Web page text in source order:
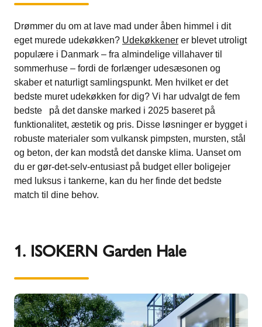
Drømmer du om at lave mad under åben himmel i dit
eget murede udekøkken? Udekøkkener er blevet utroligt
populære i Danmark – fra almindelige villahaver til
sommerhuse – fordi de forlænger udesæsonen og
skaber et naturligt samlingspunkt. Men hvilket er det
bedste muret udekøkken for dig? Vi har udvalgt de fem
bedste på det danske marked i 2025 baseret på
funktionalitet, æstetik og pris. Disse løsninger er bygget i
robuste materialer som vulkansk pimpsten, mursten, stål
og beton, der kan modstå det danske klima​. Uanset om
du er gør-det-selv-entusiast på budget eller boligejer
med luksus i tankerne, kan du her finde det bedste
match til dine behov.
1. ISOKERN Garden Hale